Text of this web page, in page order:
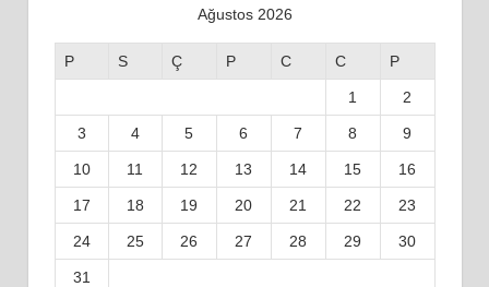
Ağustos 2026
P S Ç P C C P
1 2
3 4 5 6 7 8 9
10 11 12 13 14 15 16
17 18 19 20 21 22 23
24 25 26 27 28 29 30
31